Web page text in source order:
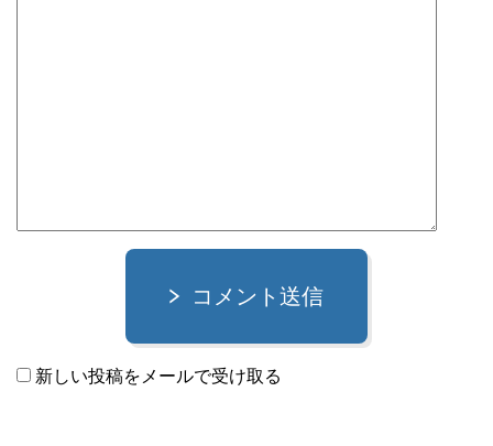
コメント送信
新しい投稿をメールで受け取る